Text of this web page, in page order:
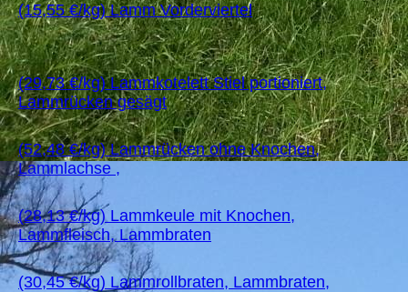
(15,55 €/kg) Lamm Vorderviertel
(29,73 €/kg) Lammkotelett Stiel portioniert,
Lammrücken gesägt
(52,48 €/kg) Lammrücken ohne Knochen,
Lammlachse ,
(28,13 €/kg) Lammkeule mit Knochen,
Lammfleisch, Lammbraten
(30,45 €/kg) Lammrollbraten, Lammbraten,